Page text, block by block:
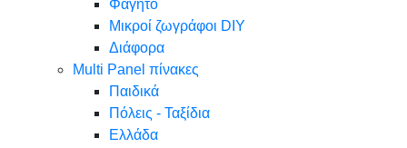
Φαγητό
Μικροί ζωγράφοι DIY
Διάφορα
Multi Panel πίνακες
Παιδικά
Πόλεις - Ταξίδια
Ελλάδα